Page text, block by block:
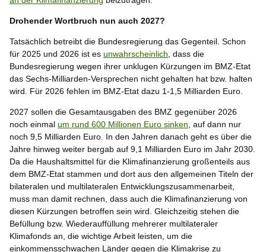
Drohender Wortbruch nun auch 2027?
Tatsächlich betreibt die Bundesregierung das Gegenteil. Schon
für 2025 und 2026 ist es unwahrscheinlich , dass die
Bundesregierung wegen ihrer unklugen Kürzungen im BMZ-Etat
das Sechs-Milliarden-Versprechen nicht gehalten hat bzw. halten
wird. Für 2026 fehlen im BMZ-Etat dazu 1-1,5 Milliarden Euro.
2027 sollen die Gesamtausgaben des BMZ gegenüber 2026
noch einmal um rund 600 Millionen Euro sinken , auf dann nur
noch 9,5 Milliarden Euro. In den Jahren danach geht es über die
Jahre hinweg weiter bergab auf 9,1 Milliarden Euro im Jahr 2030.
Da die Haushaltsmittel für die Klimafinanzierung großenteils aus
dem BMZ-Etat stammen und dort aus den allgemeinen Titeln der
bilateralen und multilateralen Entwicklungszusammenarbeit,
muss man damit rechnen, dass auch die Klimafinanzierung von
diesen Kürzungen betroffen sein wird. Gleichzeitig stehen die
Befüllung bzw. Wiederauffüllung mehrerer multilateraler
Klimafonds an, die wichtige Arbeit leisten, um die
einkommensschwachen Länder gegen die Klimakrise zu